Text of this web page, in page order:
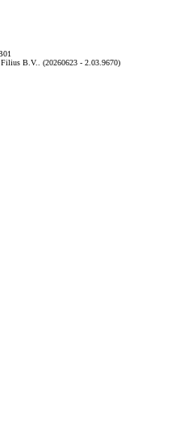
B.V.. (20260623 - 2.03.9670)